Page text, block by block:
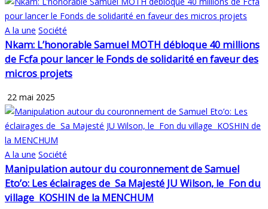
A la une Société
Nkam: L’honorable Samuel MOTH débloque 40 millions
de Fcfa pour lancer le Fonds de solidarité en faveur des
micros projets
22 mai 2025
A la une Société
Manipulation autour du couronnement de Samuel
Eto’o: Les éclairages de Sa Majesté JU Wilson, le Fon du
village KOSHIN de la MENCHUM